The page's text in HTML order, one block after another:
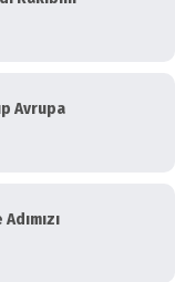
Rakibini
Avrupa